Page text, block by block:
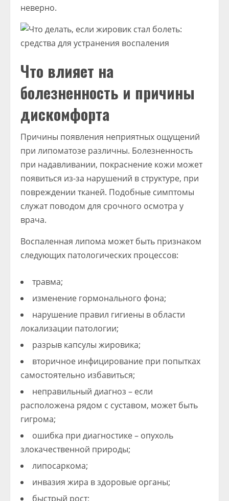
неверно.
Что влияет на
болезненность и причины
дискомфорта
Причины появления неприятных ощущений
при липоматозе различны. Болезненность
при надавливании, покраснение кожи может
появиться из-за нарушений в структуре, при
повреждении тканей. Подобные симптомы
служат поводом для срочного осмотра у
врача.
Воспаленная липома может быть признаком
следующих патологических процессов:
травма;
изменение гормонального фона;
нарушение правил гигиены в области
локализации патологии;
разрыв капсулы жировика;
вторичное инфицирование при попытках
самостоятельно избавиться;
неправильный диагноз – если
расположена рядом с суставом, может быть
гигрома;
ошибка при диагностике – опухоль
злокачественной природы;
липосаркома;
инвазия жира в здоровые органы;
быстрый рост;